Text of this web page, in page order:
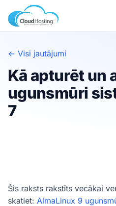
← Visi jautājumi
Kā apturēt un
ugunsmūri
7
Šis raksts rakstīts vecākai
skatiet: AlmaLinux 9